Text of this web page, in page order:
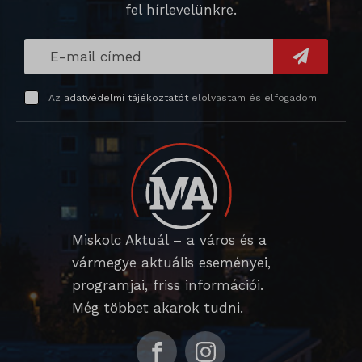
fel hírlevelünkre.
Az adatvédelmi tájékoztatótelolvastam és elfogadom.
Miskolc Aktuál – a város és a
vármegye aktuális eseményei,
programjai, friss információi.
Még többet akarok tudni.
wp-settings-time-*
_gid
mp_*_mixpanel
strack_tracking_code
_dd_s
_qimei_fingerprint
cato_fw_inet
chatbase_anon_id
cookieyes-consent